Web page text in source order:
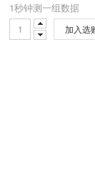
1秒钟测一组数据
加入选